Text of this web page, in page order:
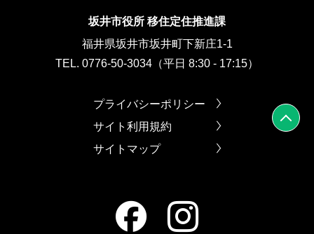
坂井市役所 移住定住推進課
福井県坂井市坂井町下新庄1-1
TEL. 0776-50-3034（平日 8:30 - 17:15）
プライバシーポリシー
サイト利用規約
サイトマップ